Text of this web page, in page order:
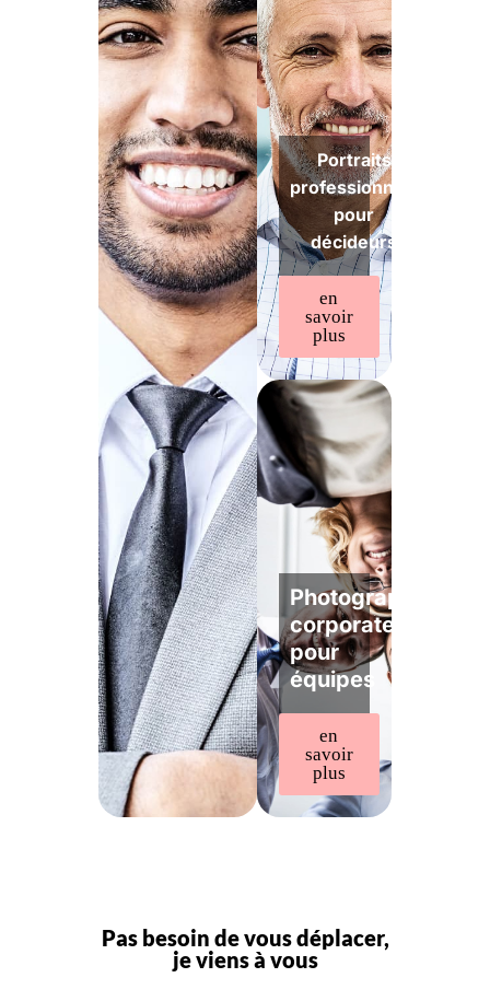
Portraits
professionnels
pour
décideurs
en
savoir
plus
Photographe
corporate
pour
équipes
en
savoir
plus
Pas besoin de vous déplacer,
je viens à vous